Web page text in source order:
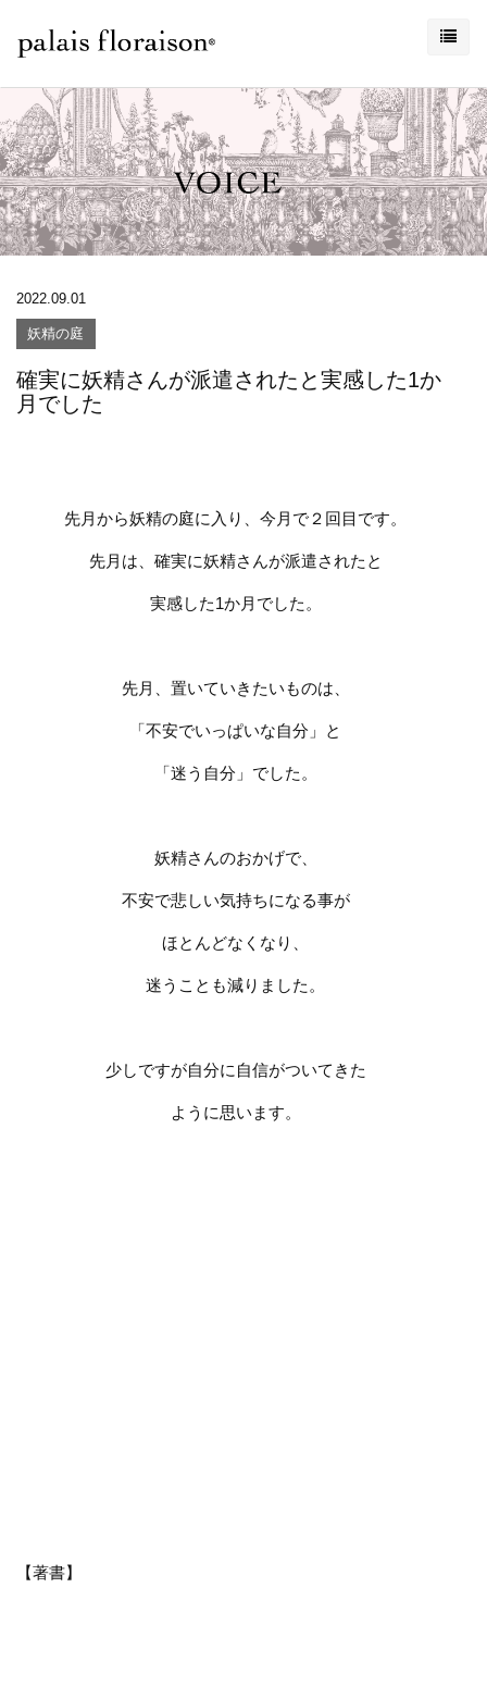
2022.09.01
妖精の庭
確実に妖精さんが派遣されたと実感した1か
月でした
先月から妖精の庭に入り、今月で２回目です。
先月は、確実に妖精さんが派遣されたと
実感した1か月でした。
先月、置いていきたいものは、
「不安でいっぱいな自分」と
「迷う自分」でした。
妖精さんのおかげで、
不安で悲しい気持ちになる事が
ほとんどなくなり、
迷うことも減りました。
少しですが自分に自信がついてきた
ように思います。
【著書】